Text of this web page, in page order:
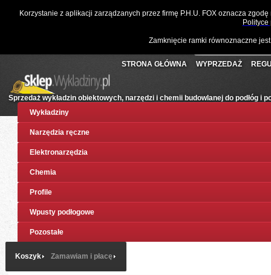
Korzystanie z aplikacji zarządzanych przez firmę P.H.U. FOX oznacza
Zamknięcie ramki równoznaczne
Sprzedaż wykładzin obiektowych, narzędzi i chemii budowlanej do podłóg i
☎061 811 10 03 📧sklep@wykladziny.pl
Twoje konto
STRONA GŁÓWNA WYPRZEDAŻ
Wykładziny
Narzędzia ręczne
Elektronarzędzia
Chemia
Profile
Wpusty podłogowe
Pozostałe
Waluta:
Polski
Koszyk Zamawiam i płacę